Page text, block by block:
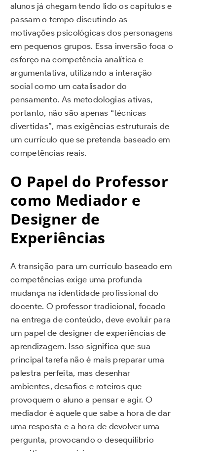
alunos já chegam tendo lido os capítulos e
passam o tempo discutindo as
motivações psicológicas dos personagens
em pequenos grupos. Essa inversão foca o
esforço na competência analítica e
argumentativa, utilizando a interação
social como um catalisador do
pensamento. As metodologias ativas,
portanto, não são apenas “técnicas
divertidas”, mas exigências estruturais de
um currículo que se pretenda baseado em
competências reais.
O Papel do Professor
como Mediador e
Designer de
Experiências
A transição para um currículo baseado em
competências exige uma profunda
mudança na identidade profissional do
docente. O professor tradicional, focado
na entrega de conteúdo, deve evoluir para
um papel de designer de experiências de
aprendizagem. Isso significa que sua
principal tarefa não é mais preparar uma
palestra perfeita, mas desenhar
ambientes, desafios e roteiros que
provoquem o aluno a pensar e agir. O
mediador é aquele que sabe a hora de dar
uma resposta e a hora de devolver uma
pergunta, provocando o desequilíbrio